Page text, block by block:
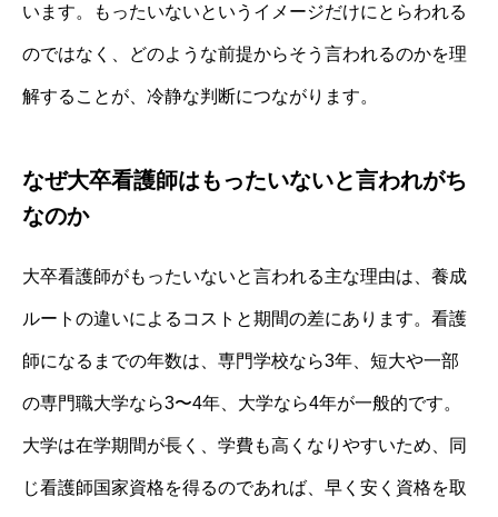
います。もったいないというイメージだけにとらわれる
のではなく、どのような前提からそう言われるのかを理
解することが、冷静な判断につながります。
なぜ大卒看護師はもったいないと言われがち
なのか
大卒看護師がもったいないと言われる主な理由は、養成
ルートの違いによるコストと期間の差にあります。看護
師になるまでの年数は、専門学校なら3年、短大や一部
の専門職大学なら3〜4年、大学なら4年が一般的です。
大学は在学期間が長く、学費も高くなりやすいため、同
じ看護師国家資格を得るのであれば、早く安く資格を取